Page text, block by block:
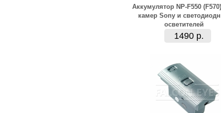
Аккумулятор NP-F550
камер Sony и
осветителей
1490 р.